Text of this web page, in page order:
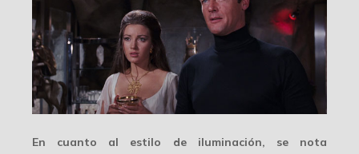
En cuanto al estilo de iluminación, se nota